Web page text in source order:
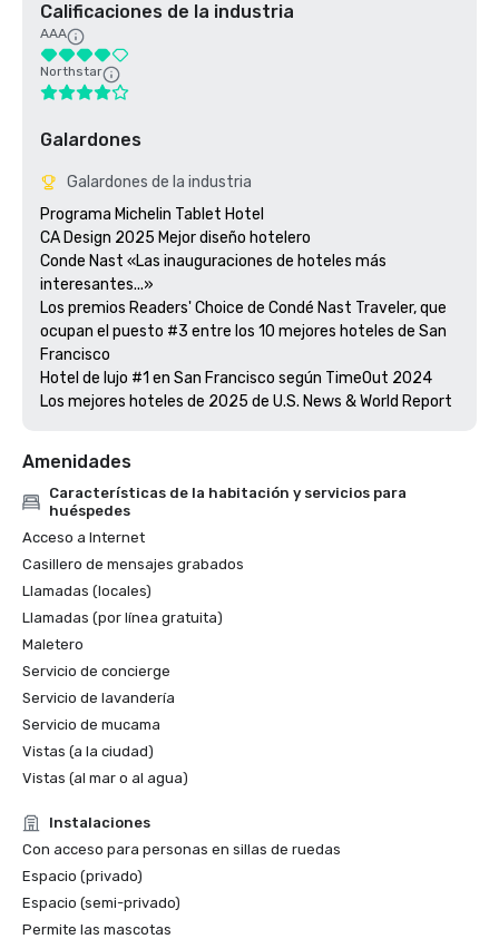
Calificaciones de la industria
AAA
Northstar
Galardones
Galardones de la industria
Programa Michelin Tablet Hotel
CA Design 2025 Mejor diseño hotelero
Conde Nast «Las inauguraciones de hoteles más
interesantes...»
Los premios Readers' Choice de Condé Nast Traveler, que
ocupan el puesto #3 entre los 10 mejores hoteles de San
Francisco
Hotel de lujo #1 en San Francisco según TimeOut 2024
Amenidades
Características de la habitación y servicios para
huéspedes
Acceso a Internet
Casillero de mensajes grabados
Llamadas (locales)
Llamadas (por línea gratuita)
Maletero
Servicio de concierge
Servicio de lavandería
Servicio de mucama
Vistas (a la ciudad)
Vistas (al mar o al agua)
Instalaciones
Con acceso para personas en sillas de ruedas
Espacio (privado)
Espacio (semi-privado)
Permite las mascotas